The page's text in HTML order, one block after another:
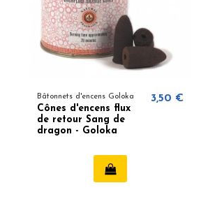
Bâtonnets d'encens Goloka
Cônes d'encens flux
de retour Sang de
dragon - Goloka
3,50 €